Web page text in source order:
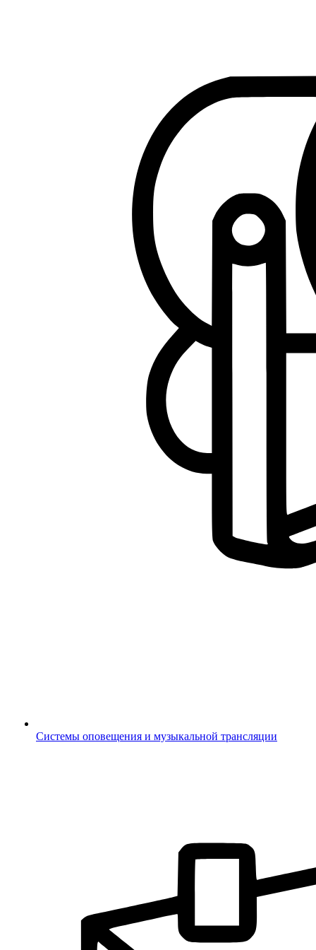
Системы оповещения и музыкальной трансляции